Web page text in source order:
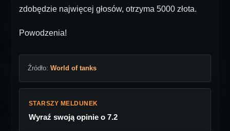
zdobędzie najwięcej głosów, otrzyma 5000 złota.
Powodzenia!
Źródło: World of tanks
STARSZY MELDUNEK
Wyraź swoją opinie o 7.2